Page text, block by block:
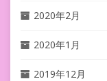
2020年2月
2020年1月
2019年12月